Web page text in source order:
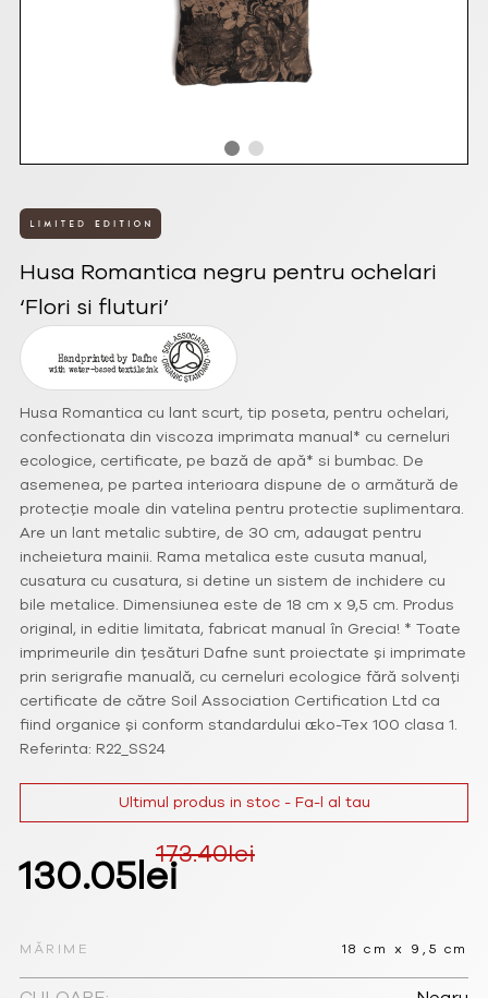
Husa Romantica negru pentru ochelari
‘Flori si fluturi’
Husa Romantica cu lant scurt, tip poseta, pentru ochelari,
confectionata din viscoza imprimata manual* cu cerneluri
ecologice, certificate, pe bază de apă* si bumbac. De
asemenea, pe partea interioara dispune de o armătură de
protecție moale din vatelina pentru protectie suplimentara.
Are un lant metalic subtire, de 30 cm, adaugat pentru
incheietura mainii. Rama metalica este cusuta manual,
cusatura cu cusatura, si detine un sistem de inchidere cu
bile metalice. Dimensiunea este de 18 cm x 9,5 cm. Produs
original, in editie limitata, fabricat manual în Grecia! * Toate
imprimeurile din țesături Dafne sunt proiectate și imprimate
prin serigrafie manuală, cu cerneluri ecologice fără solvenți
certificate de către Soil Association Certification Ltd ca
fiind organice și conform standardului ɶko-Tex 100 clasa 1.
Referinta: R22_SS24
173.40lei
Prețul
a
130.05leiPrețul
MĂRIME 18 cm x 9,5 cm
Ultimul produs in stoc - Fa-l al tau